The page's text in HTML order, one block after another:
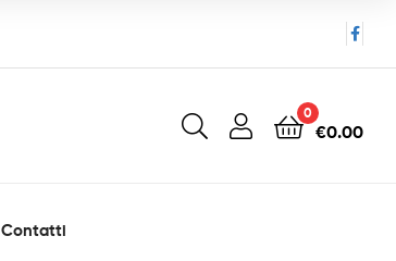
0
€0.00
Contatti